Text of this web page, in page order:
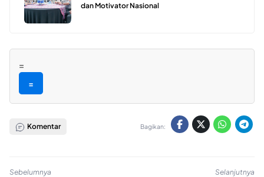
dan Motivator Nasional
=
=
Komentar Bagikan:
Sebelumnya
Selanjutnya